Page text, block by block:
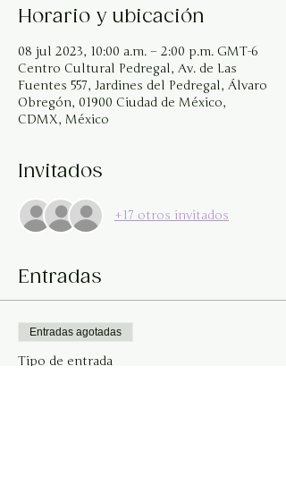
Horario y ubicación
08 jul 2023, 10:00 a.m. – 2:00 p.m. GMT-6
Centro Cultural Pedregal, Av. de Las
Fuentes 557, Jardines del Pedregal, Álvaro
Obregón, 01900 Ciudad de México,
CDMX, México
Invitados
+17 otros invitados
Entradas
Entradas agotadas
Tipo de entrada